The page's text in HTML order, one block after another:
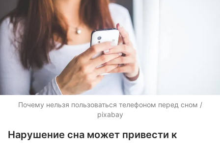
Почему нельзя пользоваться телефоном перед сном​ /
pixabay
Нарушение сна может привести к